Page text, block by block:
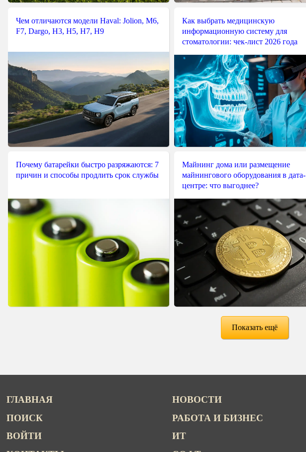
Чем отличаются модели Haval: Jolion, M6,
F7, Dargo, H3, H5, H7, H9
Как выбрать медицинскую
информационную систему для
стоматологии: чек-лист 2026 года
Почему батарейки быстро разряжаются: 7
причин и способы продлить срок службы
Майнинг дома или размещение
майнингового оборудования в дата-
центре: что выгоднее?
Показать ещё
ГЛАВНАЯ
ПОИСК
ВОЙТИ
НОВОСТИ
РАБОТА И БИЗНЕС
ИТ